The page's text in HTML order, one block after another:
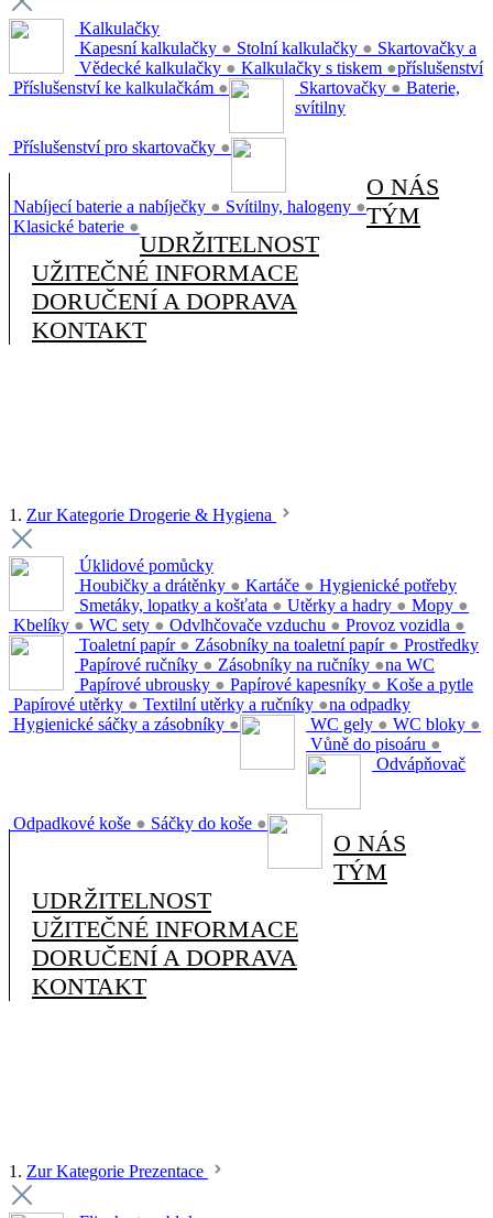
Kalkulačky
Kapesní kalkulačky ● Stolní kalkulačky ●
Vědecké kalkulačky ● Kalkulačky s tiskem ●
Příslušenství ke kalkulačkám ●
Skartovačky a
příslušenství
Skartovačky ●
Příslušenství pro skartovačky ●
Baterie,
svítilny
Nabíjecí baterie a nabíječky ● Svítilny, halogeny ●
Klasické baterie ●
O NÁS
TÝM
UDRŽITELNOST
UŽITEČNÉ INFORMACE
DORUČENÍ A DOPRAVA
KONTAKT
1. Zur Kategorie Drogerie & Hygiena
Úklidové pomůcky
Houbičky a drátěnky ● Kartáče ●
Smetáky, lopatky a košťata ● Utěrky a hadry ● Mopy ●
Kbelíky ● WC sety ● Odvlhčovače vzduchu ● Provoz vozidla ●
Hygienické potřeby
Toaletní papír ● Zásobníky na toaletní papír ●
Papírové ručníky ● Zásobníky na ručníky ●
Papírové ubrousky ● Papírové kapesníky ●
Papírové utěrky ● Textilní utěrky a ručníky ●
Hygienické sáčky a zásobníky ●
Prostředky
na WC
WC gely ● WC bloky ●
Vůně do pisoáru ●
Koše a pytle
na odpadky
Odpadkové koše ● Sáčky do koše ●
Odvápňovač
O NÁS
TÝM
UDRŽITELNOST
UŽITEČNÉ INFORMACE
DORUČENÍ A DOPRAVA
KONTAKT
1. Zur Kategorie Prezentace